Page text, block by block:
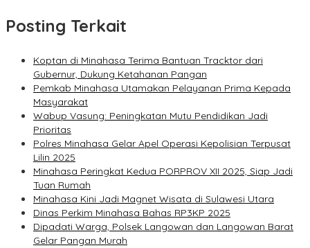
Posting Terkait
Koptan di Minahasa Terima Bantuan Tracktor dari
Gubernur, Dukung Ketahanan Pangan
Pemkab Minahasa Utamakan Pelayanan Prima Kepada
Masyarakat
Wabup Vasung: Peningkatan Mutu Pendidikan Jadi
Prioritas
Polres Minahasa Gelar Apel Operasi Kepolisian Terpusat
Lilin 2025
Minahasa Peringkat Kedua PORPROV XII 2025, Siap Jadi
Tuan Rumah
Minahasa Kini Jadi Magnet Wisata di Sulawesi Utara
Dinas Perkim Minahasa Bahas RP3KP 2025
Dipadati Warga, Polsek Langowan dan Langowan Barat
Gelar Pangan Murah